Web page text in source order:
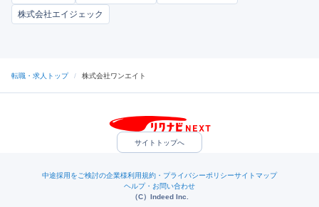
株式会社エイジェック
転職・求人トップ / 株式会社ワンエイト
サイトトップへ
中途採用をご検討の企業様利用規約・プライバシーポリシーサイトマップ
ヘルプ・お問い合わせ
（C）Indeed Inc.